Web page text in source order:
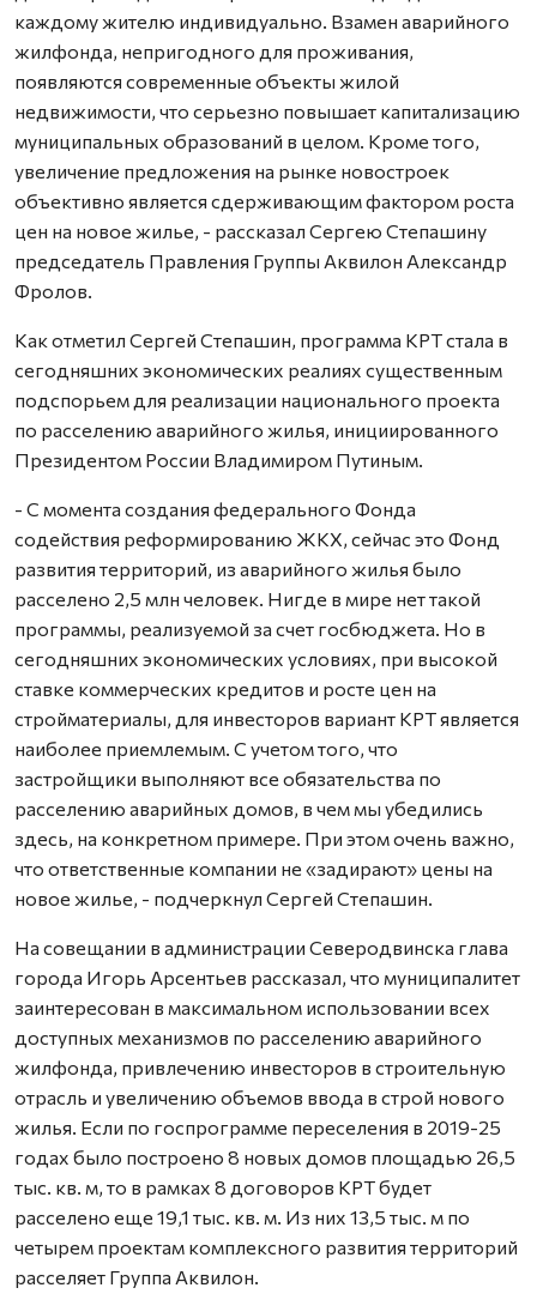
каждому жителю индивидуально. Взамен аварийного
жилфонда, непригодного для проживания,
появляются современные объекты жилой
недвижимости, что серьезно повышает капитализацию
муниципальных образований в целом. Кроме того,
увеличение предложения на рынке новостроек
объективно является сдерживающим фактором роста
цен на новое жилье, - рассказал Сергею Степашину
председатель Правления Группы Аквилон Александр
Фролов.
Как отметил Сергей Степашин, программа КРТ стала в
сегодняшних экономических реалиях существенным
подспорьем для реализации национального проекта
по расселению аварийного жилья, инициированного
Президентом России Владимиром Путиным.
- С момента создания федерального Фонда
содействия реформированию ЖКХ, сейчас это Фонд
развития территорий, из аварийного жилья было
расселено 2,5 млн человек. Нигде в мире нет такой
программы, реализуемой за счет госбюджета. Но в
сегодняшних экономических условиях, при высокой
ставке коммерческих кредитов и росте цен на
стройматериалы, для инвесторов вариант КРТ является
наиболее приемлемым. С учетом того, что
застройщики выполняют все обязательства по
расселению аварийных домов, в чем мы убедились
здесь, на конкретном примере. При этом очень важно,
что ответственные компании не «задирают» цены на
новое жилье, - подчеркнул Сергей Степашин.
На совещании в администрации Северодвинска глава
города Игорь Арсентьев рассказал, что муниципалитет
заинтересован в максимальном использовании всех
доступных механизмов по расселению аварийного
жилфонда, привлечению инвесторов в строительную
отрасль и увеличению объемов ввода в строй нового
жилья. Если по госпрограмме переселения в 2019-25
годах было построено 8 новых домов площадью 26,5
тыс. кв. м, то в рамках 8 договоров КРТ будет
расселено еще 19,1 тыс. кв. м. Из них 13,5 тыс. м по
четырем проектам комплексного развития территорий
расселяет Группа Аквилон.